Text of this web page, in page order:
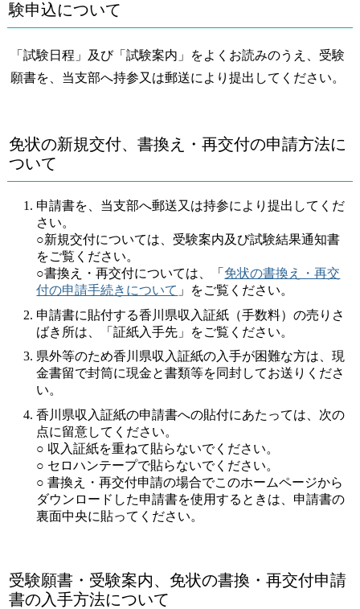
験申込について
「試験日程」及び「試験案内」をよくお読みのうえ、受験
願書を、当支部へ持参又は郵送により提出してください。
免状の新規交付、書換え・再交付の申請方法に
ついて
申請書を、当支部へ郵送又は持参により提出してくだ
さい。
○新規交付については、受験案内及び試験結果通知書
をご覧ください。
○書換え・再交付については、「 免状の書換え・再交
付の申請手続きについて 」をご覧ください。
申請書に貼付する香川県収入証紙（手数料）の売りさ
ばき所は、「証紙入手先」をご覧ください。
県外等のため香川県収入証紙の入手が困難な方は、現
金書留で封筒に現金と書類等を同封してお送りくださ
い。
香川県収入証紙の申請書への貼付にあたっては、次の
点に留意してください。
○ 収入証紙を重ねて貼らないでください。
○ セロハンテープで貼らないでください。
○ 書換え・再交付申請の場合でこのホームページから
ダウンロードした申請書を使用するときは、申請書の
裏面中央に貼ってください。
受験願書・受験案内、免状の書換・再交付申請
書の入手方法について